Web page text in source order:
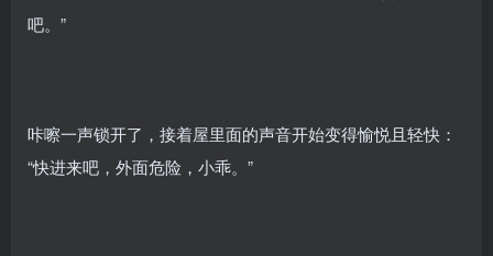
吧。”
咔嚓一声锁开了，接着屋里面的声音开始变得愉悦且轻快：
“快进来吧，外面危险，小乖。”